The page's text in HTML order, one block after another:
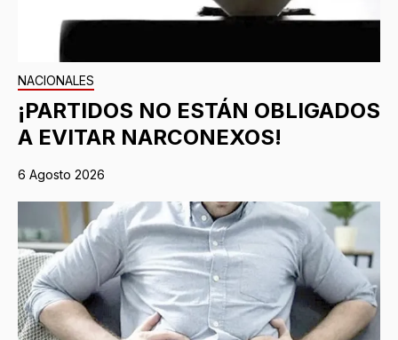
NACIONALES
¡PARTIDOS NO ESTÁN OBLIGADOS
A EVITAR NARCONEXOS!
6 Agosto 2026